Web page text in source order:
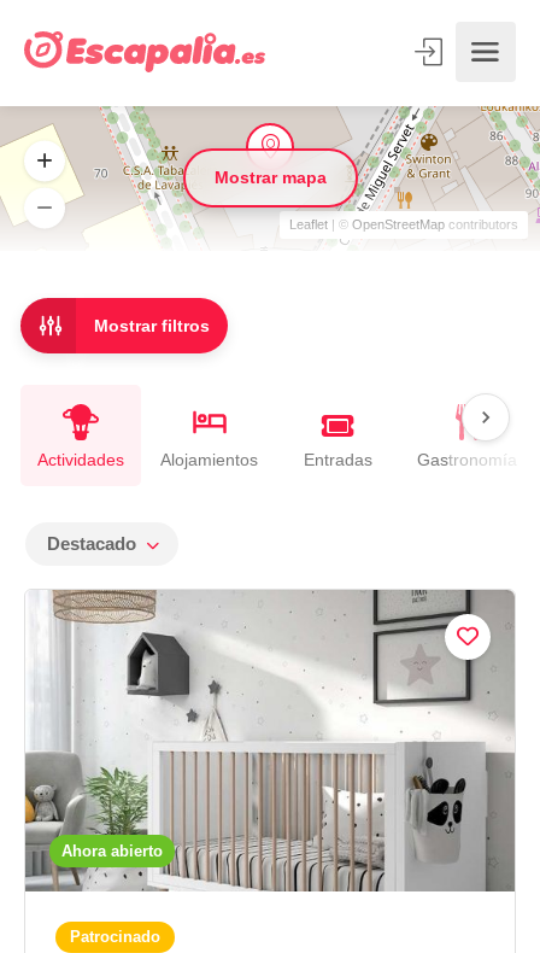
Mostrar filtros
Actividades Alojamientos Entradas Gastronomía
Destacado
Ahora abierto
Patrocinado
Leaflet | © OpenStreetMap contributors
Mostrar mapa